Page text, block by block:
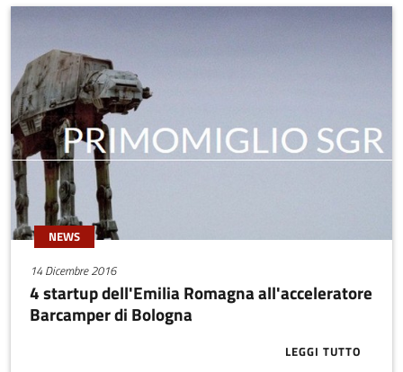
NEWS
14 Dicembre 2016
4 startup dell'Emilia Romagna all'acceleratore
Barcamper di Bologna
LEGGI TUTTO
ABOUT 4